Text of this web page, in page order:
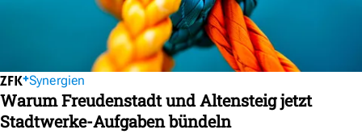
Synergien
Warum Freudenstadt und Altensteig jetzt
Stadtwerke-Aufgaben bündeln